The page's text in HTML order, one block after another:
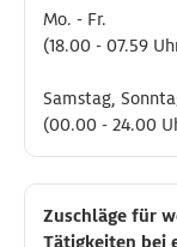
Mo. - Fr.
(18.00 - 07.59
Samstag,
(00.00 - 24.00
Mo. - Fr.
(18.00 - 07.59
Samstag,
(00.00 - 24.00
Zuschläge für
Tätigkeiten bei
Zuschläge für
Tätigkeiten bei